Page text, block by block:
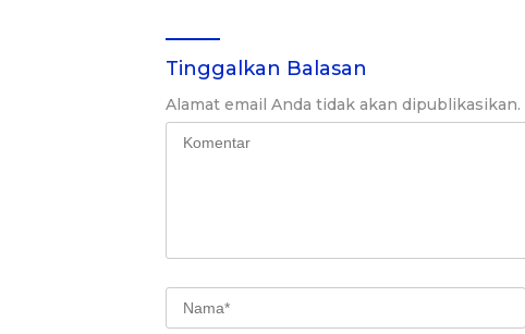
Tinggalkan Balasan
Alamat email Anda tidak akan dipublikasikan.